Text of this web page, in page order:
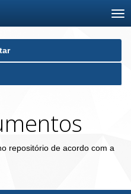
repositório de acordo com a